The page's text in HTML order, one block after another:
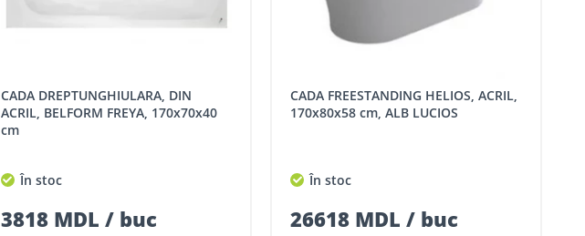
CADA DREPTUNGHIULARA, DIN
ACRIL, BELFORM FREYA, 170x70x40
cm
În stoc
3818 MDL / buc
CADA FREESTANDING HELIOS, ACRIL,
170x80x58 cm, ALB LUCIOS
În stoc
26618 MDL / buc